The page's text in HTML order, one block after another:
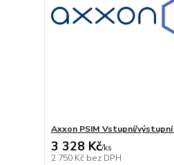
Axxon PSIM Vstupní/
3 328 Kč/ks
2 750 Kč bez DPH